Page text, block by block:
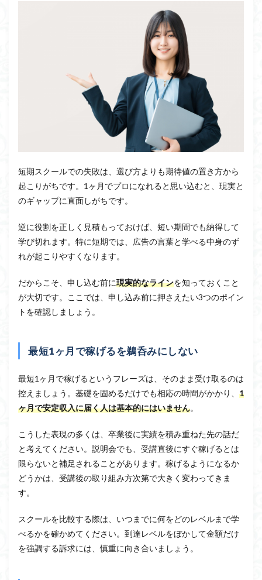
短期スクールでの失敗は、選び方よりも期待値の置き方から
起こりがちです。1ヶ月でプロになれると思い込むと、現実と
のギャップに直面しがちです。
逆に役割を正しく見積もっておけば、短い期間でも納得して
学び切れます。特に短期では、広告の言葉と学べる中身のず
れが起こりやすくなります。
だからこそ、申し込む前に現実的なラインを知っておくこと
が大切です。ここでは、申し込み前に押さえたい3つのポイン
トを確認しましょう。
最短1ヶ月で稼げるを鵜呑みにしない
最短1ヶ月で稼げるというフレーズは、そのまま受け取るのは
控えましょう。基礎を固めるだけでも相応の時間がかかり、 1
ヶ月で安定収入に届く人は基本的にはいません。
こうした表現の多くは、卒業後に実績を積み重ねた先の話だ
と考えてください。説明会でも、受講直後にすぐ稼げるとは
限らないと補足されることがあります。稼げるようになるか
どうかは、受講後の取り組み方次第で大きく変わってきま
す。
スクールを比較する際は、いつまでに何をどのレベルまで学
べるかを確かめてください。到達レベルをぼかして金額だけ
を強調する訴求には、慎重に向き合いましょう。